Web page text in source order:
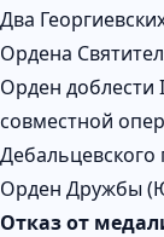
Два
Ордена
Орден доблести
совместной
Дебальцевского
Орден Дружбы
Отказ от